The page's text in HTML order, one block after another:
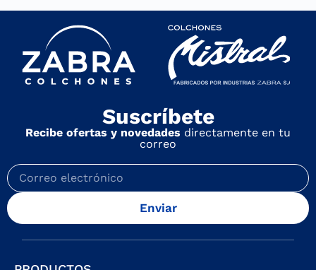
Suscríbete
Recibe ofertas y novedades directamente en tu
correo
Enviar